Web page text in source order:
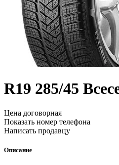
R19 285/45
Цена договорная
Показать номер телефона
Написать продавцу
Описание